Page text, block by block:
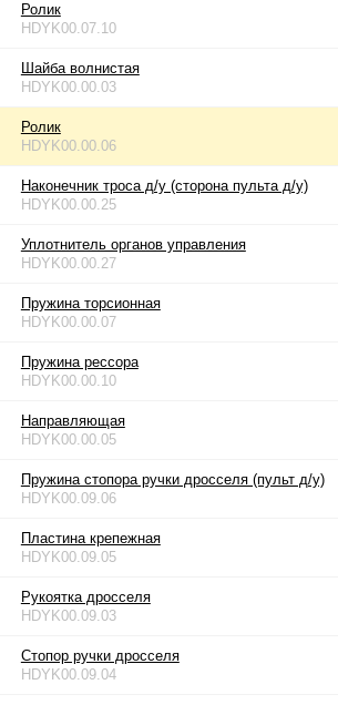
Ролик
HDYK00.07.10
Шайба волнистая
HDYK00.00.03
Ролик
HDYK00.00.06
Наконечник троса д/у (сторона пульта д/у)
HDYK00.00.25
Уплотнитель органов управления
HDYK00.00.27
Пружина торсионная
HDYK00.00.07
Пружина рессора
HDYK00.00.10
Направляющая
HDYK00.00.05
Пружина стопора ручки дросселя (пульт д/у)
HDYK00.09.06
Пластина крепежная
HDYK00.09.05
Рукоятка дросселя
HDYK00.09.03
Стопор ручки дросселя
HDYK00.09.04